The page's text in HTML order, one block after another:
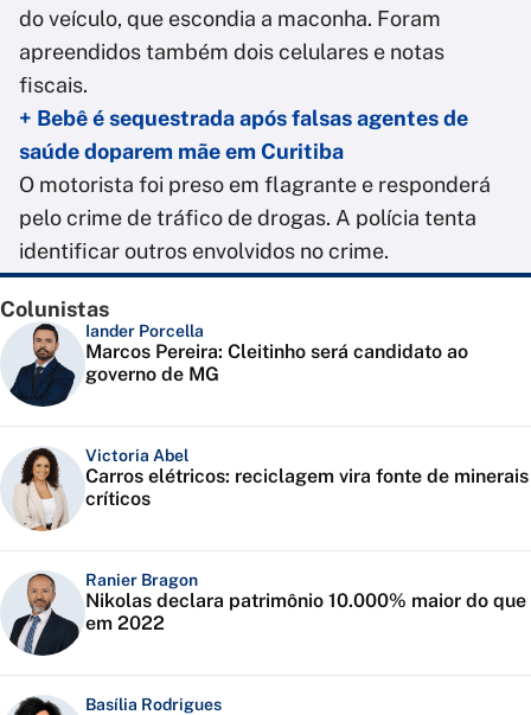
do veículo, que escondia a maconha. Foram
apreendidos também dois celulares e notas
fiscais.
+ Bebê é sequestrada após falsas agentes de
saúde doparem mãe em Curitiba
O motorista foi preso em flagrante e responderá
pelo crime de tráfico de drogas. A polícia tenta
identificar outros envolvidos no crime.
Colunistas
Iander Porcella
Marcos Pereira: Cleitinho será candidato ao
governo de MG
Victoria Abel
Carros elétricos: reciclagem vira fonte de minerais
críticos
Ranier Bragon
Nikolas declara patrimônio 10.000% maior do que
em 2022
Basília Rodrigues